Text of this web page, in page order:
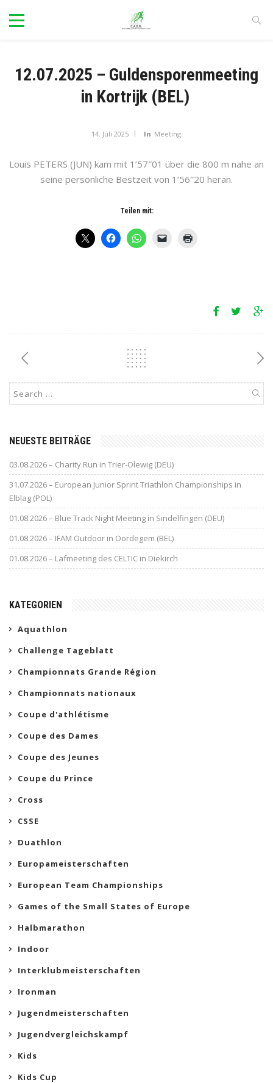
12.07.2025 – Guldensporenmeeting
in Kortrijk (BEL)
14. Juli 2025 In Meeting
Louis PETERS (JUN) kam mit 1’57″01 über die 800 m nahe an
seine persönliche Bestzeit von 1’56″20 heran.
Teilen mit:
NEUESTE BEITRÄGE
03.08.2026 – Charity Run in Trier-Olewig (DEU)
31.07.2026 – European Junior Sprint Triathlon Championships in
Elblag (POL)
01.08.2026 – Blue Track Night Meeting in Sindelfingen (DEU)
01.08.2026 – IFAM Outdoor in Oordegem (BEL)
01.08.2026 – Lafmeeting des CELTIC in Diekirch
KATEGORIEN
Aquathlon
Challenge Tageblatt
Championnats Grande Région
Championnats nationaux
Coupe d'athlétisme
Coupe des Dames
Coupe des Jeunes
Coupe du Prince
Cross
CSSE
Duathlon
Europameisterschaften
European Team Championships
Games of the Small States of Europe
Halbmarathon
Indoor
Interklubmeisterschaften
Ironman
Jugendmeisterschaften
Jugendvergleichskampf
Kids
Kids Cup